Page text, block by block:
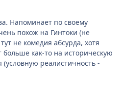
Напоминает по своему
похож на Гинтоки (не
не комедия абсурда, хотя
больше как-то на историческую
(условную реалистичность -